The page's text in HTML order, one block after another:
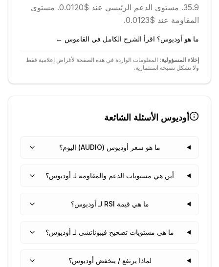
35.9. مستوى الدعم الرئيسي عند $0.0120.
مستوى
المقاومة عند $0.0123.
ما هو أوديوس؟ اقرأ الشرح الكامل في القاموس ←
إخلاء المسؤولية: المعلومات الواردة في هذه الصفحة لأغراض إعلامية فقط
ولا تشكل نصيحة استثمارية.
أوديوس الأسئلة الشائعة
ما هو سعر أوديوس (AUDIO) اليوم؟
أين هي مستويات الدعم والمقاومة لـ أوديوس؟
ما هي قيمة RSI لـ أوديوس؟
ما هي مستويات تصحيح فيبوناتشي لـ أوديوس؟
لماذا يرتفع / ينخفض أوديوس؟